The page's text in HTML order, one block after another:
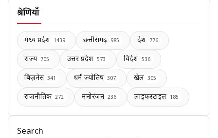
श्रेणियाँ
मध्य प्रदेश 1439 छत्तीसगढ़ 985 देश 776
राज्य 705 उत्तर प्रदेश 573 विदेश 536
बिज़नेस 341 धर्म ज्योतिष 307 खेल 305
राजनीतिक 272 मनोरंजन 236 लाइफस्टाइल 185
Search